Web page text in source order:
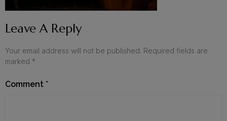
Leave A Reply
Your email address will not be published. Required fields are
marked *
Comment *